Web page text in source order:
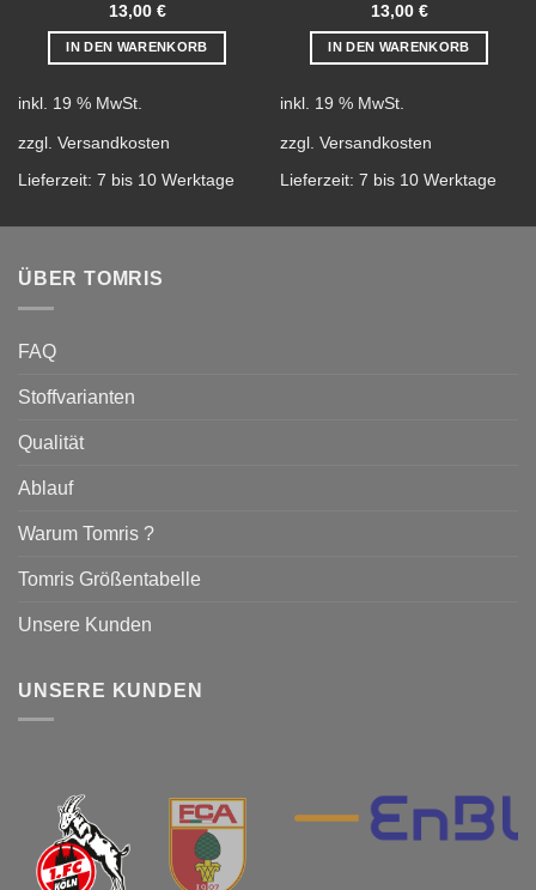
13,00 €
IN DEN WARENKORB
inkl. 19 % MwSt.
zzgl. Versandkosten
Lieferzeit: 7 bis 10 Werktage
13,00 €
IN DEN WARENKORB
inkl. 19 % MwSt.
zzgl. Versandkosten
Lieferzeit: 7 bis 10 Werktage
ÜBER TOMRIS
FAQ
Stoffvarianten
Qualität
Ablauf
Warum Tomris ?
Tomris Größentabelle
Unsere Kunden
UNSERE KUNDEN